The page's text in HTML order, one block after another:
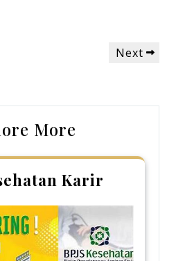
Next
Next
More
Karir